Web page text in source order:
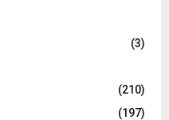
(3)
(210)
(197)